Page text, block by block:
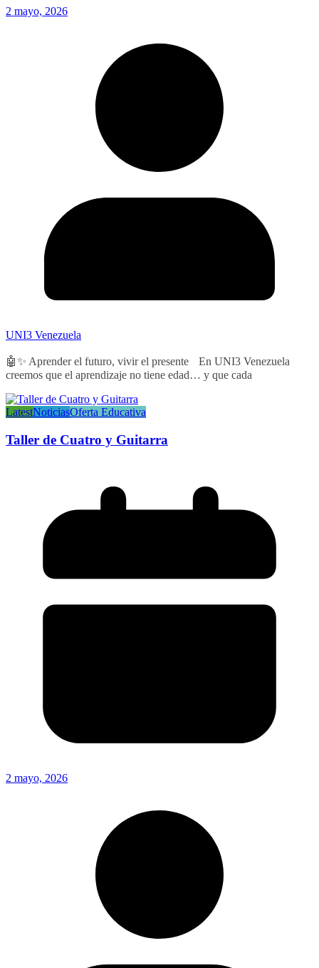
2 mayo, 2026
UNI3 Venezuela
🤖✨ Aprender el futuro, vivir el presente En UNI3 Venezuela
creemos que el aprendizaje no tiene edad… y que cada
LatestNoticiasOferta Educativa
Taller de Cuatro y Guitarra
2 mayo, 2026